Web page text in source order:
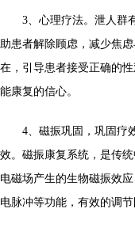
3、心理疗法。泄人群有
助患者解除顾虑，减少焦
在，引导患者接受正确的
能康复的信心。
4、磁振巩固，巩固疗效
效。磁振康复系统，是传
电磁场产生的生物磁振效
电脉冲等功能，有效的调节